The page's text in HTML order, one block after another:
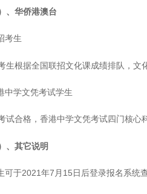
、华侨港澳台
考生
生根据全国联招文化课成绩排队，文
中学文凭考试学生
试合格，香港中学文凭考试四门核心
、其它说明
可于2021年7月15日后登录报名系统